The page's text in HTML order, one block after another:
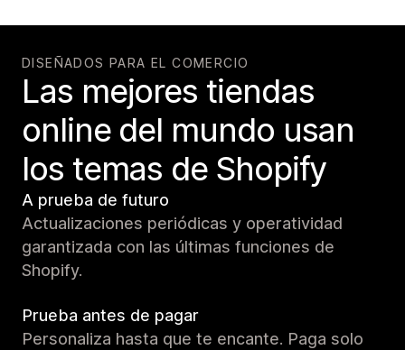
DISEÑADOS PARA EL COMERCIO
Las mejores tiendas
online del mundo usan
los temas de Shopify
A prueba de futuro
Actualizaciones periódicas y operatividad
garantizada con las últimas funciones de
Shopify.
Prueba antes de pagar
Personaliza hasta que te encante. Paga solo